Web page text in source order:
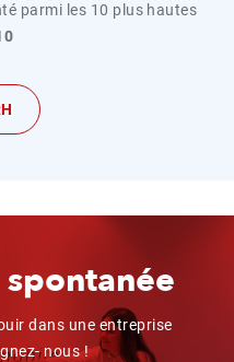
parmi les 10 plus hautes
dans une entreprise
nous !